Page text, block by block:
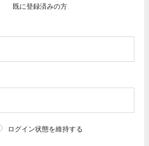
既に登録済みの方
ログイン状態を維持する